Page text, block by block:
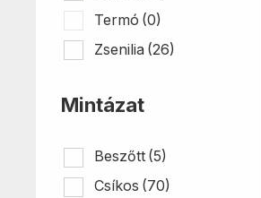
Termó (0)
Zsenilia (26)
Mintázat
Beszőtt (5)
Csíkos (70)